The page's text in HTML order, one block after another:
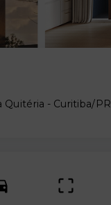
Quitéria - Curitiba/PR